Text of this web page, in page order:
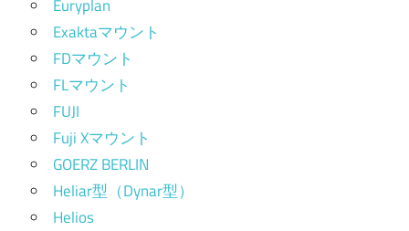
Euryplan
Exaktaマウント
FDマウント
FLマウント
FUJI
Fuji Xマウント
GOERZ BERLIN
Heliar型（Dynar型）
Helios